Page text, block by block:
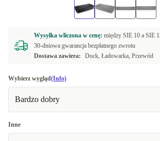
Wysyłka wliczona w cenę: między SIE 10 a SIE
30-dniowa gwarancja bezpłatnego zwrotu
Dostawa zawiera:
Dock, Ładowarka, Przewód
Wybierz wygląd(Info)
Bardzo dobry
Inne